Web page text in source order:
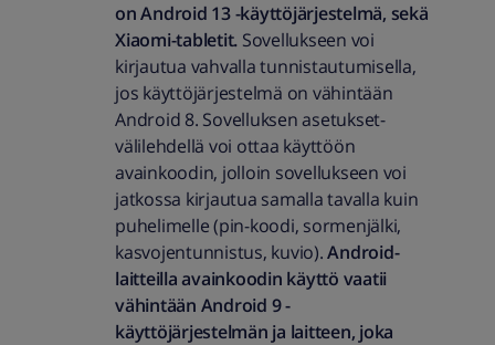
on Android 13 -käyttöjärjestelmä, sekä
Xiaomi-tabletit. Sovellukseen voi
kirjautua vahvalla tunnistautumisella,
jos käyttöjärjestelmä on vähintään
Android 8. Sovelluksen asetukset-
välilehdellä voi ottaa käyttöön
avainkoodin, jolloin sovellukseen voi
jatkossa kirjautua samalla tavalla kuin
puhelimelle (pin-koodi, sormenjälki,
kasvojentunnistus, kuvio).Android-
laitteilla avainkoodin käyttö vaatii
vähintään Android 9 -
käyttöjärjestelmän ja laitteen, joka